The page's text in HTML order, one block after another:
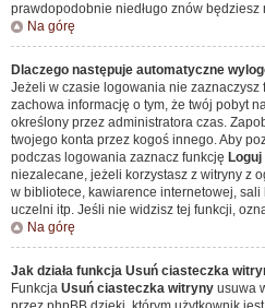
prawdopodobnie niedługo znów będziesz
Na górę
Dlaczego następuje automatyczne
Jeżeli w czasie logowania nie zaznaczysz
zachowa informację o tym, że twój pobyt
określony przez administratora czas.
twojego konta przez kogoś innego. Aby
podczas logowania zaznacz funkcję
niezalecane, jeżeli korzystasz z witryny z
w bibliotece, kawiarence internetowej,
uczelni itp. Jeśli nie widzisz tej funkcji,
Na górę
Jak działa funkcja Usuń ciasteczka
Funkcja Usuń ciasteczka witryny usuwa